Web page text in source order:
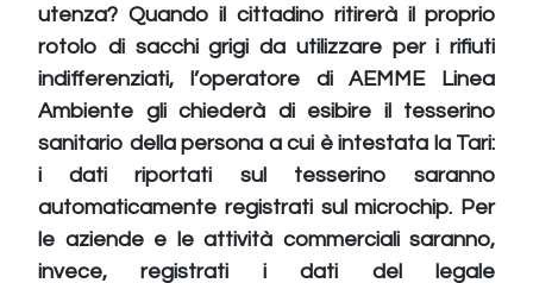
utenza? Quando il cittadino ritirerà il proprio
rotolo di sacchi grigi da utilizzare per i rifiuti
indifferenziati, l’operatore di AEMME Linea
Ambiente gli chiederà di esibire il tesserino
sanitario della persona a cui è intestata la Tari:
i dati riportati sul tesserino saranno
automaticamente registrati sul microchip. Per
le aziende e le attività commerciali saranno,
invece, registrati i dati del legale